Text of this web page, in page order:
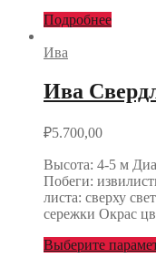
Подробнее
Ива
Ива
₽5.700,00
Высота: 4-5 м
Побеги:
листа: сверху
сережки Окрас
Выберите